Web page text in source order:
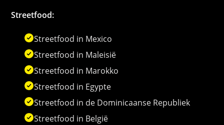
Streetfood:
Streetfood in Mexico
Streetfood in Maleisië
Streetfood in Marokko
Streetfood in Egypte
Streetfood in de Dominicaanse Republiek
Streetfood in België